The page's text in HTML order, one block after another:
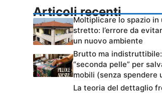
Articoli recenti
Moltiplicare lo spazio in
stretto: l’errore da
un nuovo ambiente
Brutto ma
“seconda pelle” per
mobili (senza spendere
La teoria del dettaglio